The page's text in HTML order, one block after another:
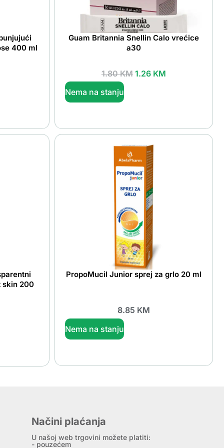
400 ml
Guam Britannia Snellin Calo vrećice
a30
1.80KM 1.26 KM
Nema na stanju
skin 200
PropoMucil Junior sprej za grlo 20 ml
8.85 KM
Nema na stanju
Načini plaćanja
U našoj web trgovini možete platiti:
- pouzećem